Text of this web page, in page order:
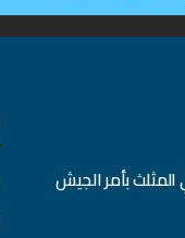
بأمر الجيش